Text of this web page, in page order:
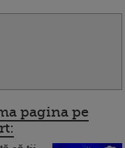
pagina pe